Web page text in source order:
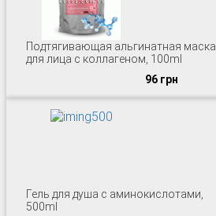
Подтягивающая альгинатная маска
для лица с коллагеном, 100ml
96 грн
Гель для душа с аминокислотами,
500ml